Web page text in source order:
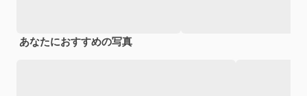
あなたにおすすめの写真